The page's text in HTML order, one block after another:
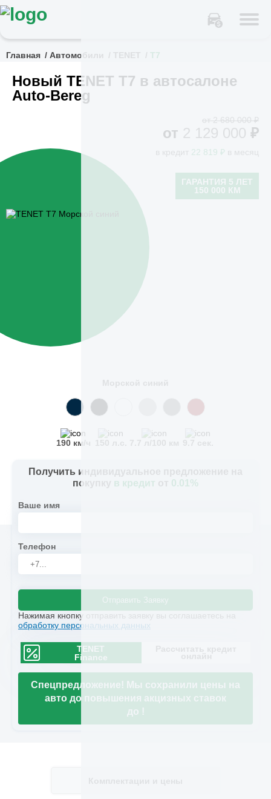
Главная Автомобили T7
Новый TENET T7 в автосалоне
Auto-Bereg
от 2 680 000 ₽
от 2 129 000 ₽
в кредит 22 819 ₽ в месяц
ГАРАНТИЯ 5 ЛЕТ
150 000 КМ
190 км/ч
Получить индивидуальное предложение на
покупку в кредит 0.01%
Ваше имя
Телефон
Отправить Заявку
Нажимая кнопку отправить заявку вы соглашаетесь на
обработку персональных данных
TENET
Finance
Спецпредложение! Мы сохранили цены на
авто до повышения акцизных ставок
до !